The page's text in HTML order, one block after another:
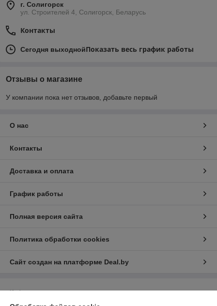
г. Солигорск
ул. Строителей 4, Солигорск, Беларусь
Контакты
Сегодня выходнойПоказать весь график работы
Отзывы о магазине
У компании пока нет отзывов, добавьте первый
О нас
Контакты
Доставка и оплата
График работы
Полная версия сайта
Политика обработки cookies
Сайт создан на платформе Deal.by
Информация для покупателя